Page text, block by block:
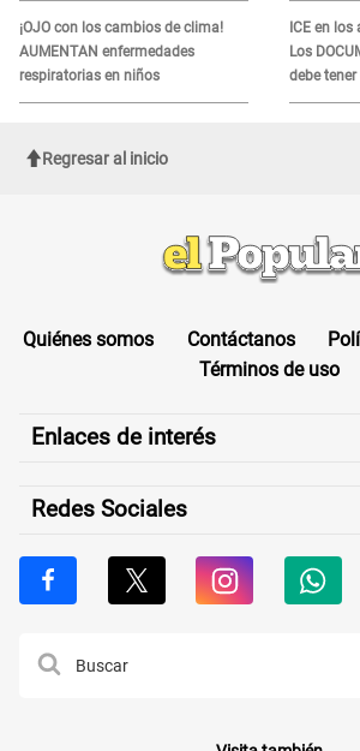
¡OJO con los cambios de clima!
AUMENTAN enfermedades
respiratorias en niños
ICE en los
Los
debe
Regresar al inicio
Quiénes somos Contáctanos
Términos de uso
Enlaces de interés
Redes Sociales